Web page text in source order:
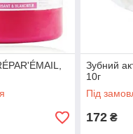
Зубний
10г
Під
172 ₴